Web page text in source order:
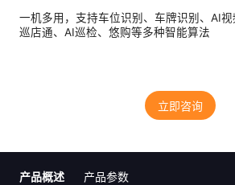
一机多用，支持车位识别、车牌识别、AI视
巡店通、AI巡检、悠购等多种智能算法
立即咨询
产品概述 产品参数